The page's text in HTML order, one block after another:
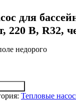
для
220 В, R32,
недорого
Тепловые